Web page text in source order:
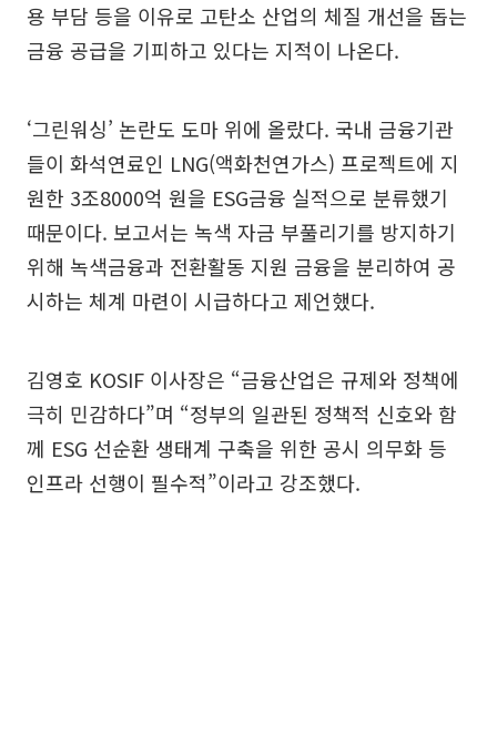
용 부담 등을 이유로 고탄소 산업의 체질 개선을 돕는
금융 공급을 기피하고 있다는 지적이 나온다.
‘그린워싱’ 논란도 도마 위에 올랐다. 국내 금융기관
들이 화석연료인 LNG(액화천연가스) 프로젝트에 지
원한 3조8000억 원을 ESG금융 실적으로 분류했기
때문이다. 보고서는 녹색 자금 부풀리기를 방지하기
위해 녹색금융과 전환활동 지원 금융을 분리하여 공
시하는 체계 마련이 시급하다고 제언했다.
김영호 KOSIF 이사장은 “금융산업은 규제와 정책에
극히 민감하다”며 “정부의 일관된 정책적 신호와 함
께 ESG 선순환 생태계 구축을 위한 공시 의무화 등
인프라 선행이 필수적”이라고 강조했다.